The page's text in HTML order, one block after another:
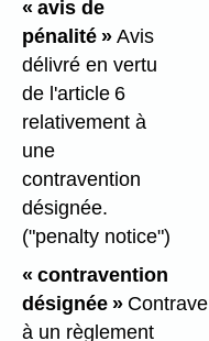
« avis de
pénalité » Avis
délivré en vertu
de l'article 6
relativement à
une
contravention
désignée.
("penalty notice")
« contravention
désignée »
à un règlement